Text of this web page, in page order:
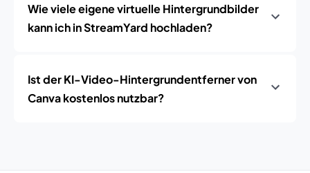
Wie viele eigene virtuelle Hintergrundbilder
kann ich in StreamYard hochladen?
Ist der KI-Video-Hintergrundentferner von
Canva kostenlos nutzbar?